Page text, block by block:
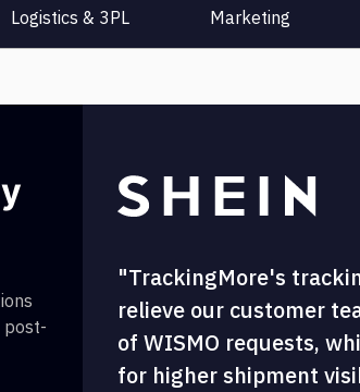
Logistics & 3PL Marketing
post-
"TrackingMore's
relieve our customer
of WISMO requests,
for higher shipment